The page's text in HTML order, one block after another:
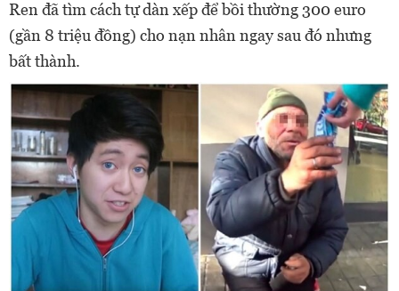
Ren đã tìm cách tự dàn xếp để bồi thường 300 euro
(gần 8 triệu đồng) cho nạn nhân ngay sau đó nhưng
bất thành.